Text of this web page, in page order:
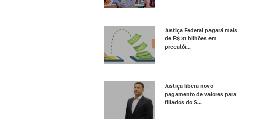
Justiça Federal pagará mais
de R$ 31 bilhões em
precatór...
Justiça libera novo
pagamento de valores para
filiados do S...